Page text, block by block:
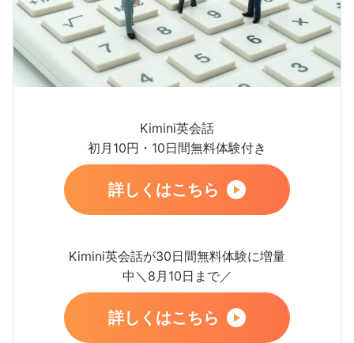
Kimini英会話
初月10円・10日間無料体験付き
詳しくはこちら
Kimini英会話が30日間無料体験に増量
中＼8月10日まで／
詳しくはこちら